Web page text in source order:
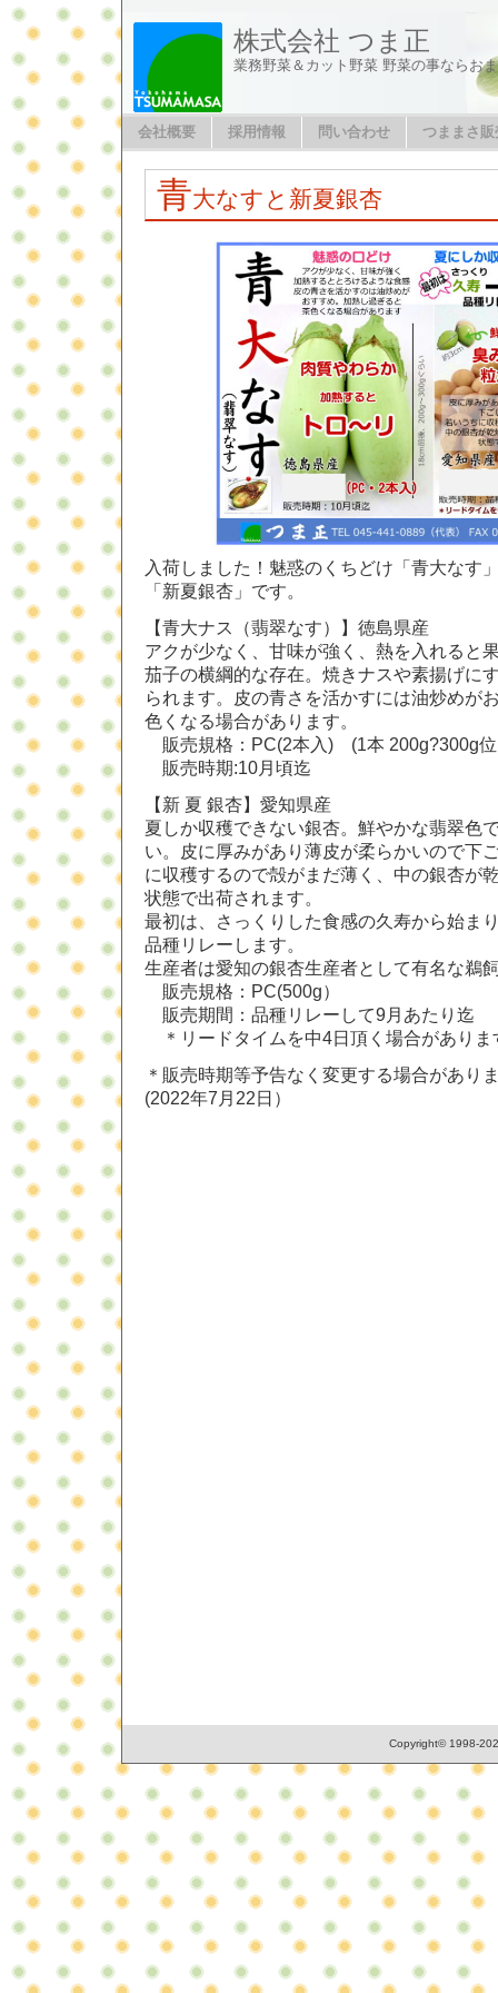
株式会社 つま正
業務野菜＆カット野菜 野菜の事ならお
会社概要 採用情報 問い合わせ つままさ
青大なすと新夏銀杏
入荷しました！魅惑のくちどけ「青大なす
「新夏銀杏」です。
【青大ナス（翡翠なす）】徳島県産
アクが少なく、甘味が強く、熱を入れると
茄子の横綱的な存在。焼きナスや素揚げに
られます。皮の青さを活かすには油炒めが
色くなる場合があります。
販売規格：PC(2本入) (1本 200g?300g位
販売時期:10月頃迄
【新 夏 銀杏】愛知県産
夏しか収穫できない銀杏。鮮やかな翡翠色
い。皮に厚みがあり薄皮が柔らかいので下
に収穫するので殻がまだ薄く、中の銀杏が
状態で出荷されます。
最初は、さっくりした食感の久寿から始ま
品種リレーします。
生産者は愛知の銀杏生産者として有名な鵜
販売規格：PC(500g）
販売期間：品種リレーして9月あたり迄
＊リードタイムを中4日頂く場合がありま
＊販売時期等予告なく変更する場合があり
(2022年7月22日）
Copyright© 1998-